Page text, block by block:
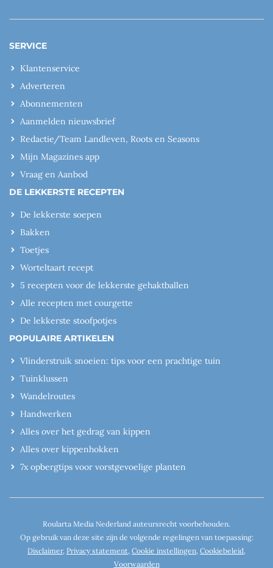
SERVICE
Klantenservice
Adverteren
Abonnementen
Aanmelden nieuwsbrief
Redactie/Team Landleven, Roots en Seasons
Mijn Magazines app
Vraag en Aanbod
DE LEKKERSTE RECEPTEN
De lekkerste soepen
Bakken
Toetjes
Worteltaart recept
5 recepten voor de lekkerste gehaktballen
Alle recepten met courgette
De lekkerste stoofpotjes
POPULAIRE ARTIKELEN
Vlinderstruik snoeien: tips voor een prachtige tuin
Tuinklussen
Wandelroutes
Handwerken
Alles over het gedrag van kippen
Alles over kippenhokken
7x opbergtips voor vorstgevoelige planten
Roularta Media Nederland auteursrecht voorbehouden.
Op gebruik van deze site zijn de volgende regelingen van toepassing:
Disclaimer, Privacy statement, Cookie instellingen, Cookiebeleid,
Voorwaarden